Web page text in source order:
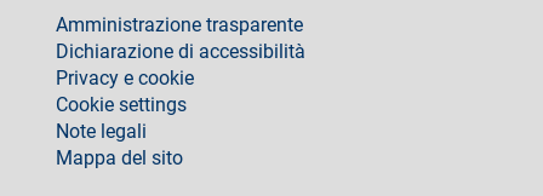
footer
Amministrazione trasparente
Dichiarazione di accessibilità
Privacy e cookie
Cookie settings
Note legali
Mappa del sito